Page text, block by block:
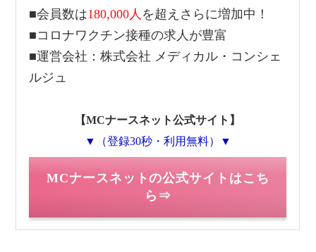
■会員数は180,000人 を超えさらに増加中！
■コロナワクチン接種の求人が豊富
■運営会社：株式会社 メディカル・コンシェ
ルジュ
【MCナースネット公式サイト】
▼（登録30秒・利用無料）▼
MCナースネットの公式サイトはこち
ら⇒